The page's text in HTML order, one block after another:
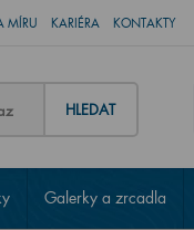
MÍRU KARIÉRA KONTAKTY
HLEDAT
Galerky a zrcadla